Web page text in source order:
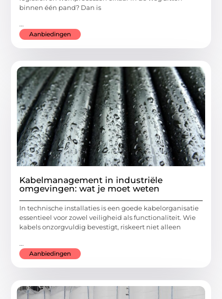
binnen één pand? Dan is
...
Aanbiedingen
Kabelmanagement in industriële
omgevingen: wat je moet weten
In technische installaties is een goede kabelorganisatie
essentieel voor zowel veiligheid als functionaliteit. Wie
kabels onzorgvuldig bevestigt, riskeert niet alleen
...
Aanbiedingen